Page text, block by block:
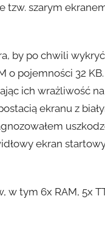
tzw. szarym
by po chwili
o pojemności 32
ich wrażliwość
ekranu z
ekran
w tym 6x RAM, 5x